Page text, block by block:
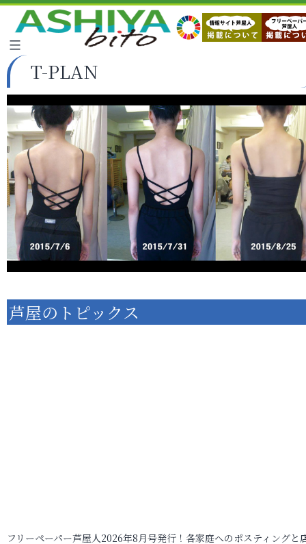
T-PLAN
芦屋のトピックス
フリーペーパー芦屋人2026年8月号発行！各家庭へのポスティングと